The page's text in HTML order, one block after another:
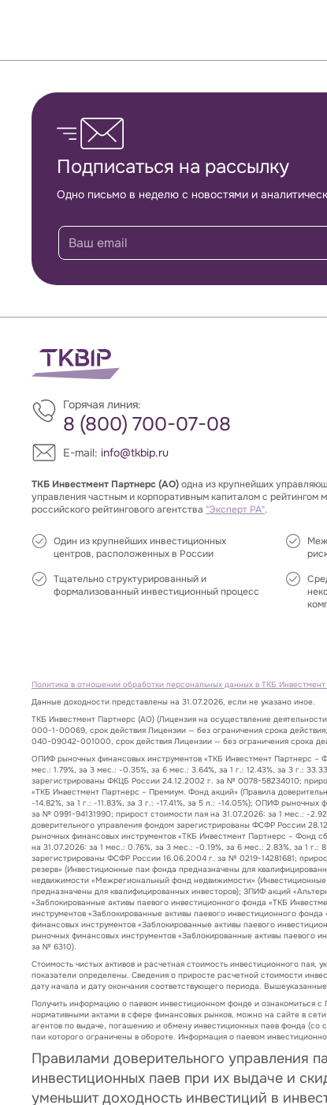
Обратная связь
Подписаться на рассылку
Одно письмо в неделю с новостями и
Горячая линия:
8 (800) 700-07-08
E-mail: info@tkbip.ru
ТКБ Инвестмент Партнерс (АО)одна из крупнейших
управления частным и корпоративным капиталом с рейтингом
российского рейтингового агентства "Эксперт РА".
Один из крупнейших инвестиционных
центров, расположенных в России
Тщательно структурированный и
формализованный инвестиционный процесс
Политика в отношении обработки персональных данных в ТКБ
Данные доходности представлены на 31.07.2026, если не указано иное.
ТКБ Инвестмент Партнерс (АО) (Лицензия на осуществление
000-1-00069, срок действия Лицензии — без ограничения срока
040-09042-001000, срок действия Лицензии — без ограничения срока
ОПИФ рыночных финансовых инструментов «ТКБ Инвестмент Партнерс –
мес.: 1.79%, за 3 мес.: -0.35%, за 6 мес.: 3.64%, за 1 г.: 12.43%, за 3 г.:
зарегистрированы ФКЦБ России 24.12.2002 г. за № 0078-58234010;
«ТКБ Инвестмент Партнерс – Премиум. Фонд акций» (Правила
-14.82%, за 1 г.: -11.83%, за 3 г.: -17.41%, за 5 л.: -14.05%); ОПИФ
за № 0991-94131990; прирост стоимости пая на 31.07.2026: за 1 мес.: -
доверительного управления фондом зарегистрированы ФСФР России
рыночных финансовых инструментов «ТКБ Инвестмент Партнерс – Фонд
на 31.07.2026: за 1 мес.: 0.76%, за 3 мес.: -0.19%, за 6 мес.: 2.83%, за 1
зарегистрированы ФСФР России 16.06.2004 г. за № 0219-14281681;
резерв» (Инвестиционные паи фонда предназначены для
недвижимости «Межрегиональный фонд недвижимости»
предназначены для квалифицированных инвесторов); ЗПИФ акций
«Заблокированные активы паевого инвестиционного фонда «ТКБ
инструментов «Заблокированные активы паевого инвестиционного
финансовых инструментов «Заблокированные активы паевого
рыночных финансовых инструментов «Заблокированные активы паевого
за № 6310).
Стоимость чистых активов и расчетная стоимость инвестиционного
показатели определены. Сведения о приросте расчетной стоимости
дату начала и дату окончания соответствующего периода.
Получить информацию о паевом инвестиционном фонде и ознакомиться
нормативными актами в сфере финансовых рынков, можно на сайте в
агентов по выдаче, погашению и обмену инвестиционных паев фонда (со
паи которого ограничены в обороте. Информация о паевом
Правилами доверительного управления
инвестиционных паев при их выдаче и
уменьшит доходность инвестиций в